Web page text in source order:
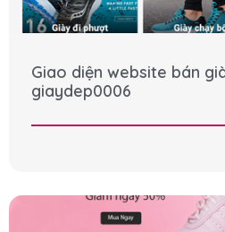
Giao diện website bán
giaydep0006